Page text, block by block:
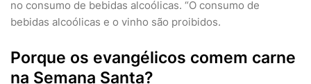
no consumo de bebidas alcoólicas. “O consumo de
bebidas alcoólicas e o vinho são proibidos.
Porque os evangélicos comem carne
na Semana Santa?